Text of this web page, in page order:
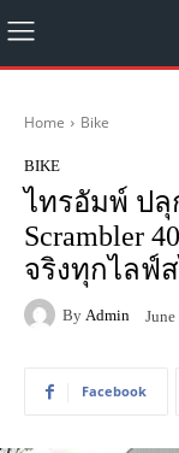
Home Bike
BIKE
ไทรอัมพ์ ปลุ
Scrambler
จริงทุกไลฟ์
By Admin
Facebook